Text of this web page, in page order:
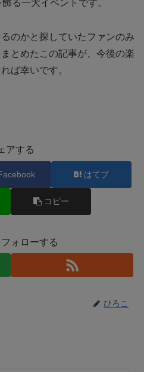
る一大イベントです。
のかと探していたファンのみ
とめたこの記事が、今後の楽
ば幸いです。
アする
はてブ
コピー
ォローする
ひろこ